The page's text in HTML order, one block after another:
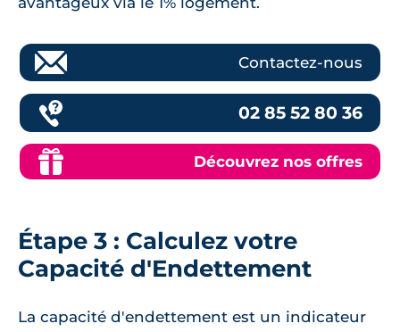
Contactez-nous
02 85 52 80 36
Découvrez nos offres
Étape 3 : Calculez votre
Capacité d'Endettement
La capacité d'endettement est un indicateur